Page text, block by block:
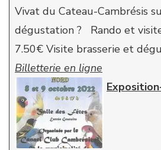
Vivat du Cateau-Cambrésis
dégustation ? Rando et
7.50€ Visite brasserie et
Billetterie en ligne